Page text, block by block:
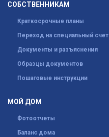
СОБСТВЕННИКАМ
Краткосрочные планы
Переход на специальный счет
Документы и разъяснения
Образцы документов
Пошаговые инструкции
МОЙ ДОМ
Фотоотчеты
Баланс дома